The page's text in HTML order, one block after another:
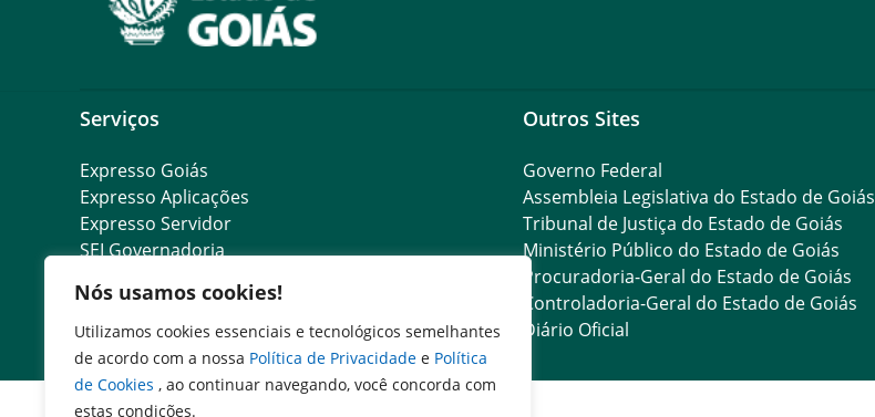
Nós usamos cookies!
Utilizamos cookies essenciais e tecnológicos semelhantes
de acordo com a nossa Política de Privacidade e Política
de Cookies , ao continuar navegando, você concorda com
estas condições.
Serviços
Expresso Goiás
Expresso Aplicações
Expresso Servidor
SEI Governadoria
Escola de Governo
Agenda de Autoridades
Outros Sites
Governo Federal
Assembleia Legislativa do Estado de Goiás
Tribunal de Justiça do Estado de Goiás
Ministério Público do Estado de Goiás
Procuradoria-Geral do Estado de Goiás
Controladoria-Geral do Estado de Goiás
Diário Oficial